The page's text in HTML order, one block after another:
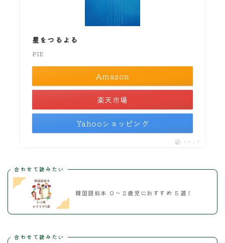
星をつるよる
PIE
Amazon
楽天市場
Yahooショッピング
ポチップ
合わせて読みたい
韓国語絵本 ０～２歳児におすすめ ５選！
合わせて読みたい